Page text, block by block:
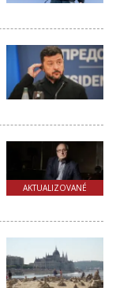
AKTUALIZOVANÉ